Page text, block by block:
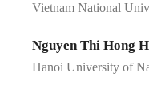
Vietnam National
Nguyen Thi Hong
Hanoi University of